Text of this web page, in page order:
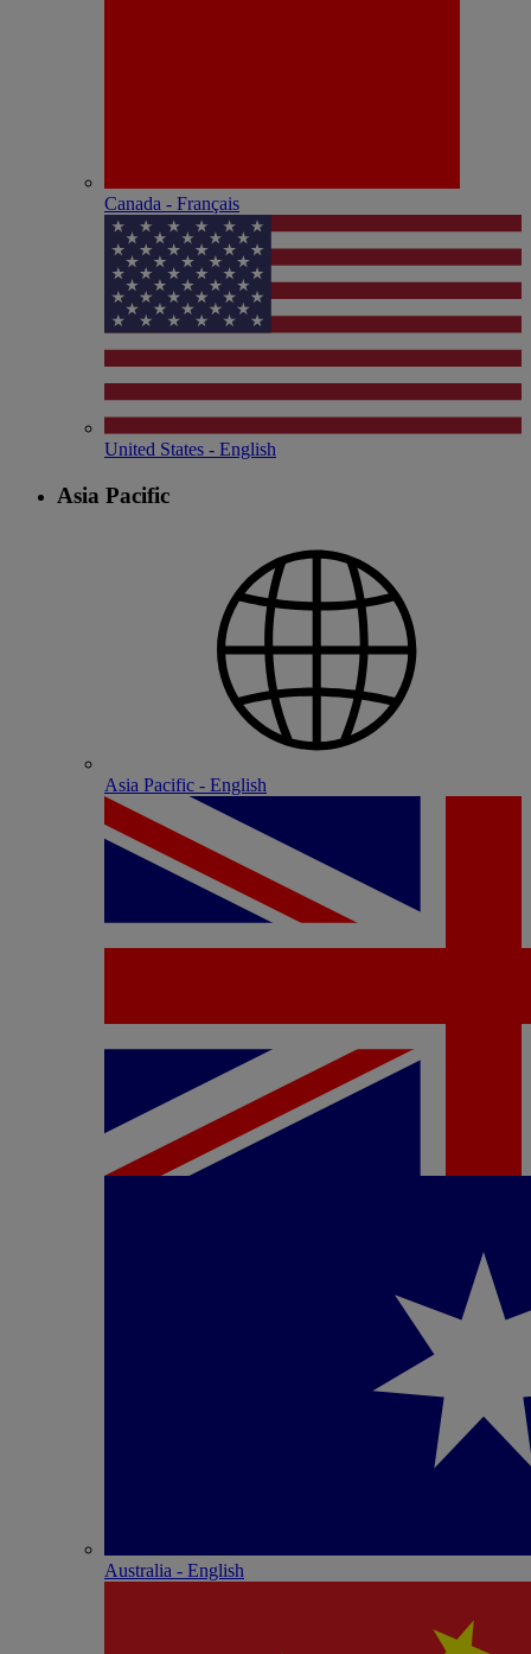
Canada - Français
United States - English
Asia Pacific
Asia Pacific - English
Australia - English